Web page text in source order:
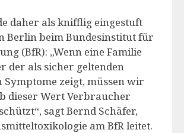
daher als knifflig eingestuft
Berlin beim Bundesinstitut für
(BfR): „Wenn eine Familie
der als sicher geltenden
Symptome zeigt, müssen wir
dieser Wert Verbraucher
sagt Bernd Schäfer,
am BfR leitet.